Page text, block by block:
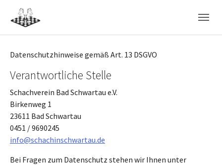
Skip to main navigation
Skip to main content
Skip to page footer
Datenschutzhinweise gemäß Art. 13 DSGVO
Verantwortliche Stelle
Schachverein Bad Schwartau e.V.
Birkenweg 1
23611 Bad Schwartau
0451 / 9690245
info@schachinschwartau.de
Bei Fragen zum Datenschutz stehen wir Ihnen unter